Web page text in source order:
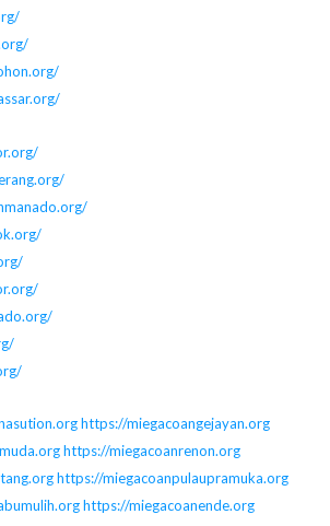
https://miegacoangejayan.org
https://miegacoanrenon.org
https://miegacoanpulaupramuka.org
https://miegacoanende.org